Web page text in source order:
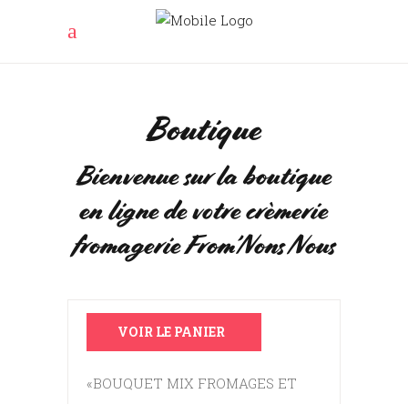
Boutique
Bienvenue sur la boutique
en ligne de votre crèmerie
fromagerie From’Nons Nous
VOIR LE PANIER
«BOUQUET MIX FROMAGES ET